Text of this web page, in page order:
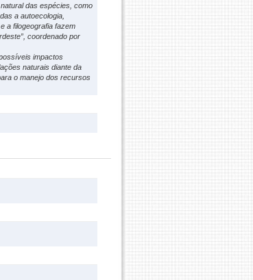
das espécies, como
a autoecologia,
a filogeografia fazem
coordenado por
impactos
naturais diante da
o manejo dos recursos